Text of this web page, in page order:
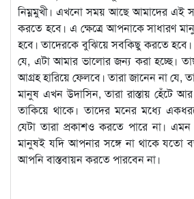
নিম্নমুখী। এখনো সময় আছে আমাদের এই
করতে হবে। এ ক্ষেত্রে আপনাকে সাধারণ
হবে। তাদেরকে বুঝিয়ে সবকিছু করতে
যে, এটা আমার ভালোর জন্য করা হচ্ছে।
আগ্রহ হারিয়ে ফেলবে। তারা জানেন না যে,
মানুষ এখন উদাসিন, তারা রাস্তায় হেঁটে
তাকিয়ে থাকে। তাদের মনের মধ্যে
যেটা তারা প্রকাশও করতে পারে না।
মানুষই যদি আপনার সঙ্গে না থাকে যতো
আপনি বাস্তবায়ন করতে পারবেন না।